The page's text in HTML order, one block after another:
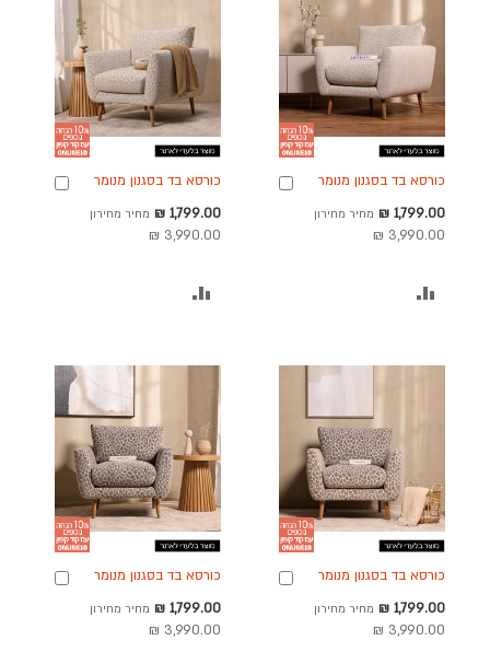
כורסא בד בסגנון מנומר
מחיר
מבצע
1,799.00 ₪ מחיר מחירון
3,990.00 ₪
הוספה
כורסא בד בסגנון מנומר
מחיר
מבצע
1,799.00 ₪ מחיר מחירון
3,990.00 ₪
הוספה
כורסא בד בסגנון מנומר
מחיר
מבצע
1,799.00 ₪ מחיר מחירון
3,990.00 ₪
הוספה
כורסא בד בסגנון מנומר
מחיר
מבצע
1,799.00 ₪ מחיר מחירון
3,990.00 ₪
הוספה